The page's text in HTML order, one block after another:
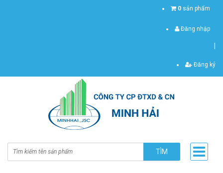
0 sản phẩm
Đăng nhập
Đăng ký
TÌM